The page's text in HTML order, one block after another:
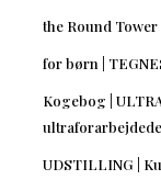
the Round Tower
for børn |
Kogebog |
UDSTILLING |